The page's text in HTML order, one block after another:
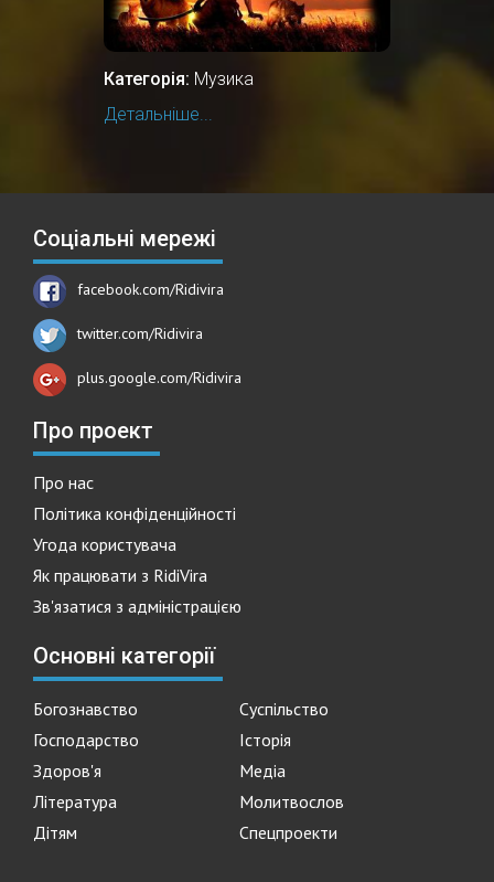
Категорія: Музика
Детальніше...
Соціальні мережі
facebook.com/Ridivira
twitter.com/Ridivira
plus.google.com/Ridivira
Про проект
Про нас
Політика конфіденційності
Угода користувача
Як працювати з RidiVira
Зв'язатися з адміністрацією
Основні категорії
Богознавство
Суспільство
Господарство
Історія
Здоров'я
Медіа
Література
Молитвослов
Дітям
Спецпроекти